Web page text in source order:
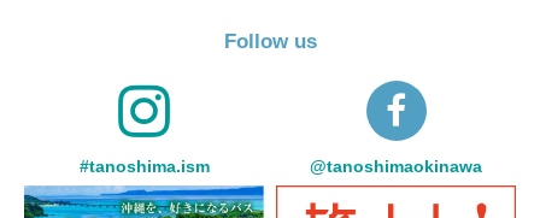
Follow us
#tanoshima.ism @tanoshimaokinawa